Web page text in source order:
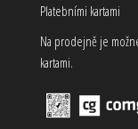
Platebními kartami
Na prodejně je
kartami.